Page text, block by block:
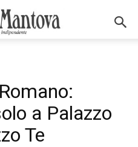
a Palazzo
Te